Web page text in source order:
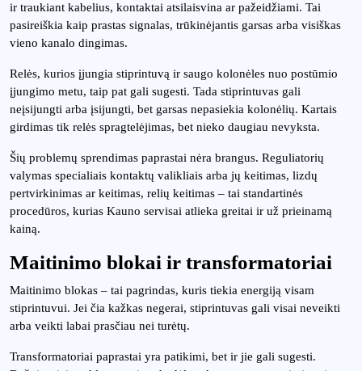
ir traukiant kabelius, kontaktai atsilaisvina ar pažeidžiami. Tai
pasireiškia kaip prastas signalas, trūkinėjantis garsas arba visiškas
vieno kanalo dingimas.
Relės, kurios įjungia stiprintuvą ir saugo kolonėles nuo postūmio
įjungimo metu, taip pat gali sugesti. Tada stiprintuvas gali
neįsijungti arba įsijungti, bet garsas nepasiekia kolonėlių. Kartais
girdimas tik relės spragtelėjimas, bet nieko daugiau nevyksta.
Šių problemų sprendimas paprastai nėra brangus. Reguliatorių
valymas specialiais kontaktų valikliais arba jų keitimas, lizdų
pertvirkinimas ar keitimas, relių keitimas – tai standartinės
procedūros, kurias Kauno servisai atlieka greitai ir už prieinamą
kainą.
Maitinimo blokai ir transformatoriai
Maitinimo blokas – tai pagrindas, kuris tiekia energiją visam
stiprintuvui. Jei čia kažkas negerai, stiprintuvas gali visai neveikti
arba veikti labai prasčiau nei turėtų.
Transformatoriai paprastai yra patikimi, bet ir jie gali sugesti.